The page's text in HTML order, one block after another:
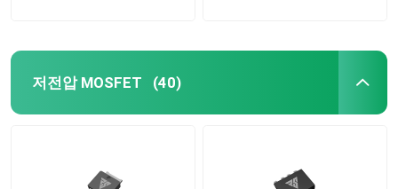
저전압 MOSFET (40)